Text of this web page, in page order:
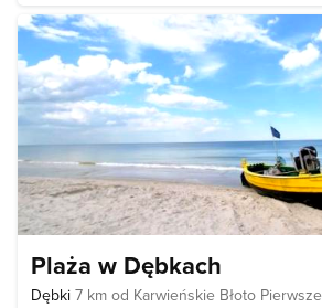
Plaża w Dębkach
Dębki 7 km od Karwieńskie Błoto Pierwsze